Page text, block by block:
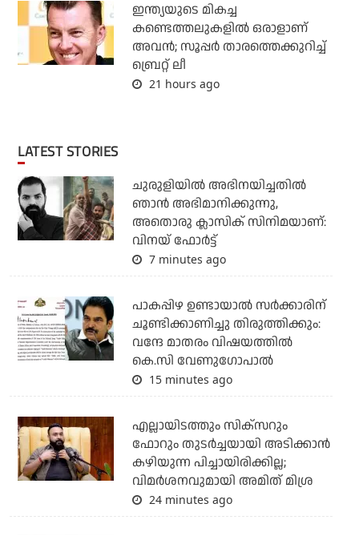
ഇന്ത്യയുടെ മികച്ച
കണ്ടെത്തലുകളില്‍ ഒരാളാണ്
അവന്‍; സൂപ്പര്‍ താരത്തെക്കുറിച്ച്
ബ്രെറ്റ് ലീ
21 hours ago
LATEST STORIES
ചുരുളിയിൽ അഭിനയിച്ചതിൽ
ഞാൻ അഭിമാനിക്കുന്നു,
അതൊരു ക്ലാസിക് സിനിമയാണ്:
വിനയ് ഫോർട്ട്
7 minutes ago
പാകപ്പിഴ ഉണ്ടായാല്‍ സര്‍ക്കാരിന്
ചൂണ്ടിക്കാണിച്ചു തിരുത്തിക്കും:
വന്ദേ മാതരം വിഷയത്തില്‍
കെ.സി വേണുഗോപാല്‍
15 minutes ago
എല്ലായിടത്തും സിക്‌സറും
ഫോറും തുടര്‍ച്ചയായി അടിക്കാന്‍
കഴിയുന്ന പിച്ചായിരിക്കില്ല;
വിമര്‍ശനവുമായി അമിത് മിശ്ര
24 minutes ago